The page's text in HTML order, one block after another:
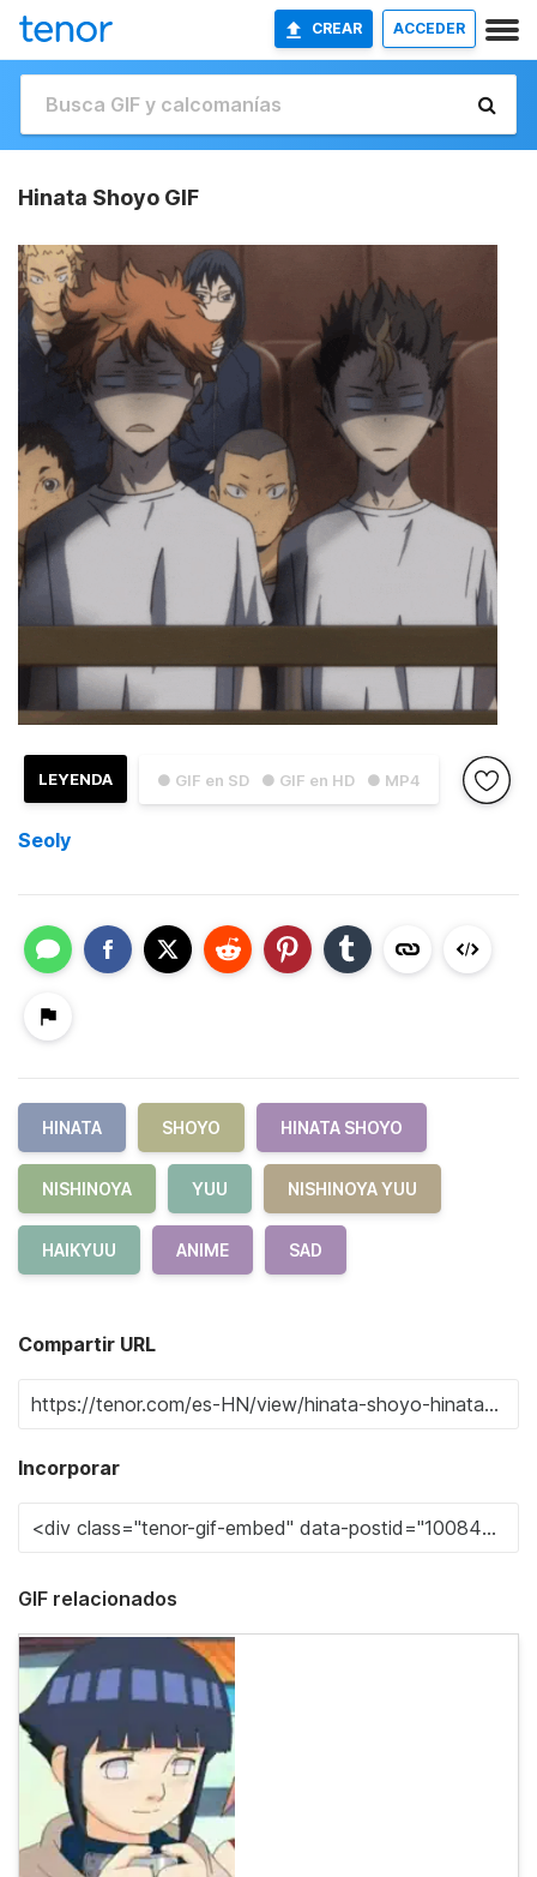
CREAR ACCEDER
Hinata Shoyo GIF
● GIF en SD ● GIF en HD ● MP4
LEYENDA
Seoly
HINATA SHOYO HINATA SHOYO
NISHINOYA YUU NISHINOYA YUU
HAIKYUU ANIME SAD
Compartir URL
Incorporar
GIF relacionados